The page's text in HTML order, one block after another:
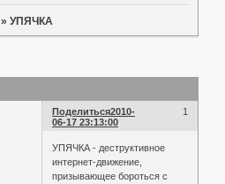
»УПЯЧКА
Поделиться 1
2010-
06-17 23:13:00
УПЯЧКА - деструктивное
интернет-движение,
призывающее бороться с